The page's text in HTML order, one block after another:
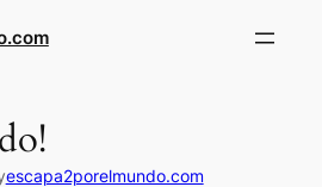
escapa2porelmundo.com